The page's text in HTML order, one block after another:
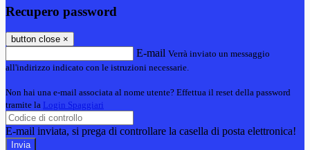
Recupero password
button close ×
E-mail Verrà inviato un messaggio
all'indirizzo indicato con le istruzioni necessarie.
Non hai una e-mail associata al nome utente? Effettua il reset della password
tramite la Login Spaggiari
E-mail inviata, si prega di controllare la casella di posta elettronica!